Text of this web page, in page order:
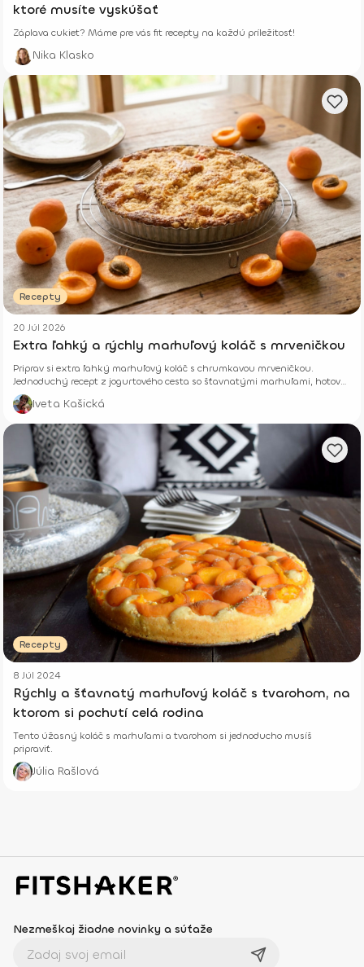
ktoré musíte vyskúšať
Záplava cukiet? Máme pre vás fit recepty na každú príležitosť!
Nika Klasko
Recepty
20 Júl 2026
Extra ľahký a rýchly marhuľový koláč s mrveničkou
Priprav si extra ľahký marhuľový koláč s chrumkavou mrveničkou.
Jednoduchý recept z jogurtového cesta so šťavnatými marhuľami, hotový
z pár surovín.
Iveta Kašická
Recepty
8 Júl 2024
Rýchly a šťavnatý marhuľový koláč s tvarohom, na
ktorom si pochutí celá rodina
Tento úžasný koláč s marhuľami a tvarohom si jednoducho musíš
pripraviť.
Júlia Rašlová
Nezmeškaj žiadne novinky a súťaže